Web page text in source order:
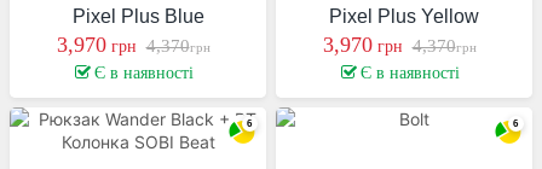
Pixel Plus Blue
3,970грн 4,370грн
Є в наявності
Pixel Plus Yellow
3,970грн 4,370грн
Є в наявності